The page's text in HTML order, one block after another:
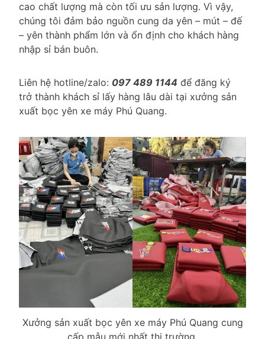
cao chất lượng mà còn tối ưu sản lượng. Vì vậy,
chúng tôi đảm bảo nguồn cung da yên – mút – đế
– yên thành phẩm lớn và ổn định cho khách hàng
nhập sỉ bán buôn.
Liên hệ hotline/zalo: 097 489 1144 để đăng ký
trở thành khách sỉ lấy hàng lâu dài tại xưởng sản
xuất bọc yên xe máy Phú Quang.
Xưởng sản xuất bọc yên xe máy Phú Quang cung